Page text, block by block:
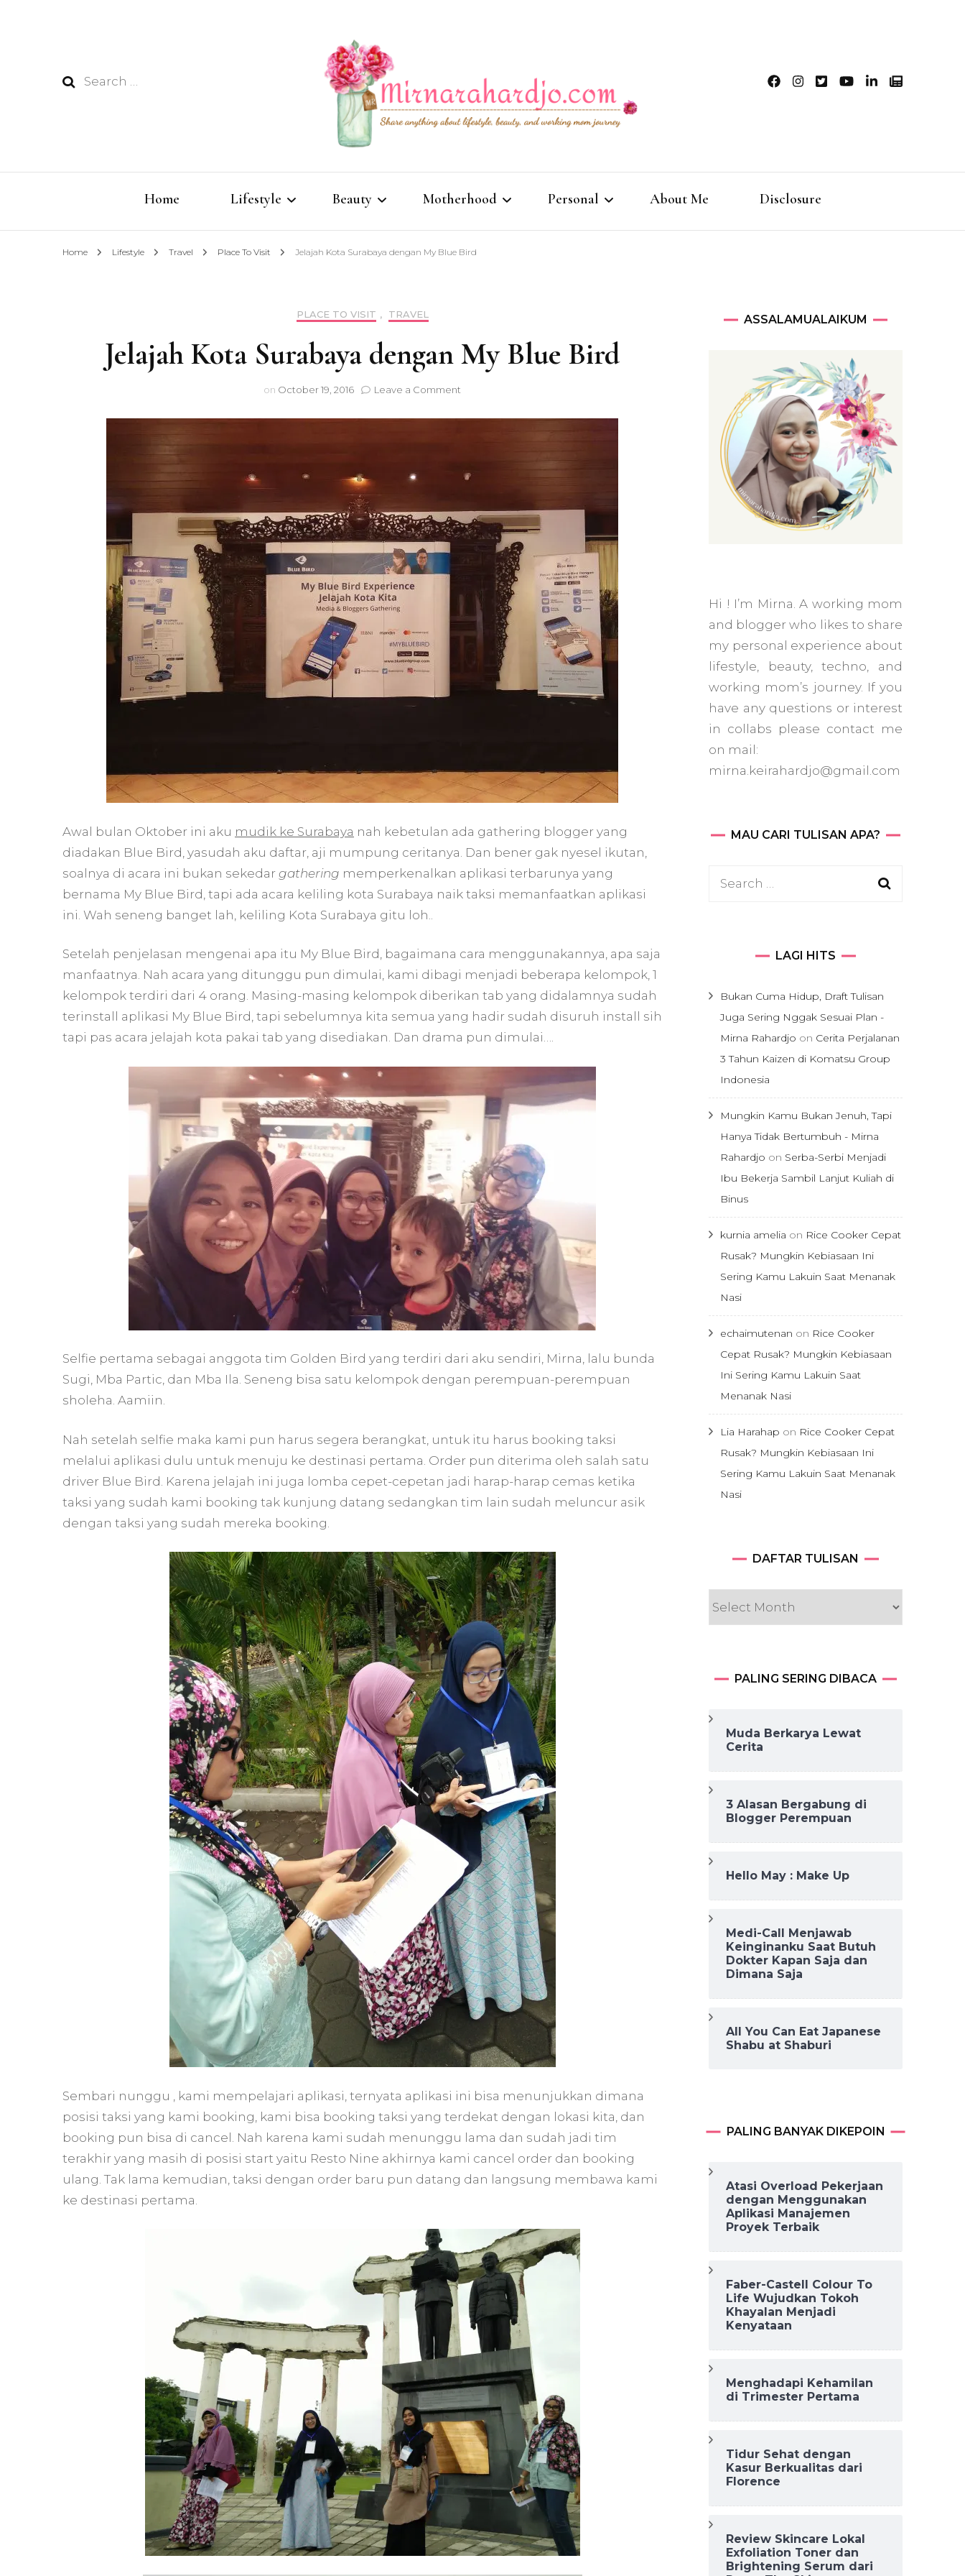
Search
Mirna Rahardjo
Lifestyle, Beauty & Working Mom Journey
Home Lifestyle
Travel
Beauty Motherhood Personal About Me Disclosure
Home Lifestyle Travel Place To Visit Jelajah Kota Surabaya dengan My Blue Bird
PLACE TO VISIT , TRAVEL
Jelajah Kota Surabaya dengan My Blue Bird
on October 19, 2016 Leave a Comment
Kota
Blue
Awal bulan Oktober ini aku mudik ke Surabaya nah kebetulan ada gathering blogger yang
diadakan Blue Bird, yasudah aku daftar, aji mumpung ceritanya. Dan bener gak nyesel ikutan,
soalnya di acara ini bukan sekedar gathering memperkenalkan aplikasi terbarunya yang
bernama My Blue Bird, tapi ada acara keliling kota Surabaya naik taksi memanfaatkan aplikasi
ini. Wah seneng banget lah, keliling Kota Surabaya gitu loh..
Setelah penjelasan mengenai apa itu My Blue Bird, bagaimana cara menggunakannya, apa saja
manfaatnya. Nah acara yang ditunggu pun dimulai, kami dibagi menjadi beberapa kelompok, 1
kelompok terdiri dari 4 orang. Masing-masing kelompok diberikan tab yang didalamnya sudah
terinstall aplikasi My Blue Bird, tapi sebelumnya kita semua yang hadir sudah disuruh install sih
tapi pas acara jelajah kota pakai tab yang disediakan. Dan drama pun dimulai….
Selfie pertama sebagai anggota tim Golden Bird yang terdiri dari aku sendiri, Mirna, lalu bunda
Sugi, Mba Partic, dan Mba Ila. Seneng bisa satu kelompok dengan perempuan-perempuan
sholeha. Aamiin.
Nah setelah selfie maka kami pun harus segera berangkat, untuk itu harus booking taksi
melalui aplikasi dulu untuk menuju ke destinasi pertama. Order pun diterima oleh salah satu
driver Blue Bird. Karena jelajah ini juga lomba cepet-cepetan jadi harap-harap cemas ketika
taksi yang sudah kami booking tak kunjung datang sedangkan tim lain sudah meluncur asik
dengan taksi yang sudah mereka booking.
Sembari nunggu , kami mempelajari aplikasi, ternyata aplikasi ini bisa menunjukkan dimana
posisi taksi yang kami booking, kami bisa booking taksi yang terdekat dengan lokasi kita, dan
booking pun bisa di cancel. Nah karena kami sudah menunggu lama dan sudah jadi tim
terakhir yang masih di posisi start yaitu Resto Nine akhirnya kami cancel order dan booking
ulang. Tak lama kemudian, taksi dengan order baru pun datang dan langsung membawa kami
ke destinasi pertama.
ASSALAMUALAIKUM
Hi ! I’m Mirna. A working mom
and blogger who likes to share
my personal experience about
lifestyle, beauty, techno, and
working mom’s journey. If you
have any questions or interest
in collabs please contact me
on mail:
mirna.keirahardjo@gmail.com
MAU CARI TULISAN APA?
Search
LAGI HITS
Bukan Cuma Hidup, Draft Tulisan
Juga Sering Nggak Sesuai Plan -
Mirna Rahardjo on Cerita Perjalanan
3 Tahun Kaizen di Komatsu Group
Indonesia
Mungkin Kamu Bukan Jenuh, Tapi
Hanya Tidak Bertumbuh - Mirna
Rahardjo on Serba-Serbi Menjadi
Ibu Bekerja Sambil Lanjut Kuliah di
Binus
kurnia amelia on Rice Cooker Cepat
Rusak? Mungkin Kebiasaan Ini
Sering Kamu Lakuin Saat Menanak
Nasi
echaimutenan on Rice Cooker
Cepat Rusak? Mungkin Kebiasaan
Ini Sering Kamu Lakuin Saat
Menanak Nasi
Lia Harahap on Rice Cooker Cepat
Rusak? Mungkin Kebiasaan Ini
Sering Kamu Lakuin Saat Menanak
Nasi
DAFTAR TULISAN
DAFTAR
PALING SERING DIBACA
Muda Berkarya Lewat
Cerita
3 Alasan Bergabung di
Blogger Perempuan
Hello May : Make Up
Medi-Call Menjawab
Keinginanku Saat Butuh
Dokter Kapan Saja dan
Dimana Saja
All You Can Eat Japanese
Shabu at Shaburi
PALING BANYAK DIKEPOIN
Atasi Overload Pekerjaan
dengan Menggunakan
Aplikasi Manajemen
Proyek Terbaik
Faber-Castell Colour To
Life Wujudkan Tokoh
Khayalan Menjadi
Kenyataan
Menghadapi Kehamilan
di Trimester Pertama
Tidur Sehat dengan
Kasur Berkualitas dari
Florence
Review Skincare Lokal
Exfoliation Toner dan
Brightening Serum dari